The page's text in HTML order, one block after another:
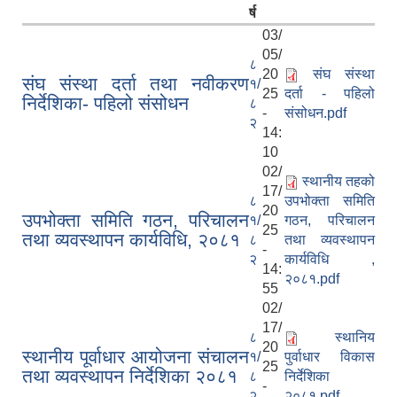
र्ष
संघ संस्था दर्ता तथा नवीकरण
निर्देशिका- पहिलो संसोधन
८
१/
८
२
03/
05/
20
25
-
14:
10
संघ संस्था
दर्ता - पहिलो
संसोधन.pdf
उपभोक्ता समिति गठन, परिचालन
तथा व्यवस्थापन कार्यविधि, २०८१
८
१/
८
२
02/
17/
20
25
-
14:
55
स्थानीय तहको
उपभोक्ता समिति
गठन, परिचालन
तथा व्यवस्थापन
कार्यविधि ,
२०८१.pdf
स्थानीय पूर्वाधार आयोजना संचालन
तथा व्यवस्थापन निर्देशिका २०८१
८
१/
८
02/
17/
20
25
-
स्थानिय
पुर्वाधार विकास
निर्देशिका